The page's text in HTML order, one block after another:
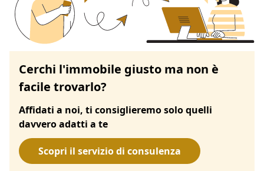
Cerchi l'immobile giusto ma non è
facile trovarlo?
Affidati a noi, ti consiglieremo solo quelli
davvero adatti a te
Scopri il servizio di consulenza